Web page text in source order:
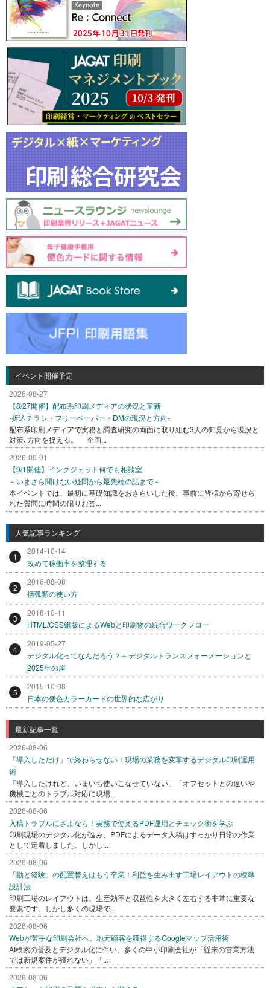
イベント開催予定
2026-08-27
【8/27開催】配布系印刷メディアの状況と革新
-折込チラシ・フリーペーパー・DMの現況と方向-
配布系印刷メディアで実務と調査研究の両面に取り組む3人の知見から現況と
対策､方向を捉える。 企画...
2026-09-01
【9/1開催】インクジェット何でも相談室
～いまさら聞けない疑問から最先端の話まで～
本イベントでは、最初に基礎知識をおさらいした後、事前に皆様から寄せら
れた質問に時間の限りお答...
人気記事ランキング
1
2014-10-14
改めて稼働率を整理する
2
2016-08-08
括弧類の使い方
3
2018-10-11
HTML/CSS組版によるWebと印刷物の統合ワークフロー
4
2019-05-27
デジタル化ってなんだろう？～デジタルトランスフォーメーションと
2025年の崖
5
2015-10-08
日本の便色カラーカードの世界的な広がり
最新記事一覧
2026-08-06
「導入しただけ」で終わらせない！現場の業務を変革するデジタル印刷運用
術
「導入したけれど、いまいち使いこなせていない」「オフセットとの違いや
機械ごとのトラブル対応に現場...
2026-08-06
入稿トラブルにさよなら！実務で使えるPDF運用とチェック術を学ぶ
印刷現場のデジタル化が進み、PDFによるデータ入稿はすっかり日常の作業
として定着しました。しかし...
2026-08-06
「勘と経験」の配置替えはもう卒業！利益を生み出す工場レイアウトの標準
設計法
印刷工場のレイアウトは、生産効率と収益性を大きく左右する非常に重要な
要素です。しかし多くの現場で...
2026-08-06
Webが苦手な印刷会社へ。地元顧客を獲得するGoogleマップ活用術
AI検索の普及とデジタル化に伴い、多くの中小印刷会社が「従来の営業方法
では新規案件が獲れない」「...
2026-08-06